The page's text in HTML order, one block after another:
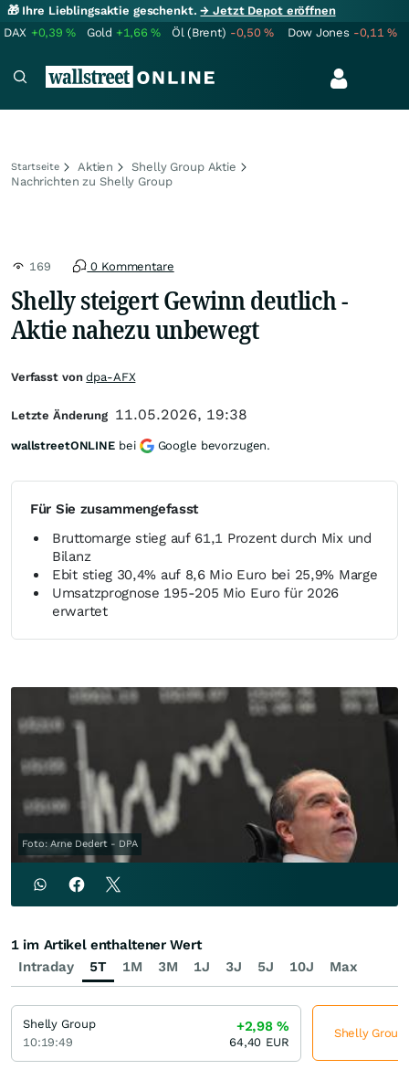
🎁 Ihre Lieblingsaktie geschenkt.→ Jetzt Depot eröffnen
DAX +0,39% Gold +1,66% Öl (Brent) -0,50% Dow Jones -0,11%
Startseite Aktien
Shelly Group Aktie
Nachrichten zu Shelly Group
169 0 Kommentare
Shelly steigert Gewinn deutlich -
Aktie nahezu unbewegt
Für Sie zusammengefasst
Bruttomarge stieg auf 61,1 Prozent durch Mix und
Bilanz
Ebit stieg 30,4% auf 8,6 Mio Euro bei 25,9% Marge
Umsatzprognose 195-205 Mio Euro für 2026
erwartet
Foto: Arne Dedert - DPA
Verfasst vondpa-AFX
Letzte Änderung 11.05.2026, 19:38
wallstreetONLINE bei Google bevorzugen.
Intraday 5T 1M 3M 1J 3J 5J 10J Max
1 im Artikel enthaltener Wert
Shelly Group
10:19:49
+2,98%
64,40 EUR
Shelly